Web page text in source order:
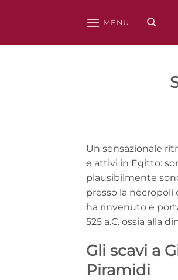
MENU
Un sensazionale
e attivi in Egitto:
plausibilmente
presso la necropoli
ha rinvenuto e
525 a.C. ossia alla
Gli scavi a
Piramidi